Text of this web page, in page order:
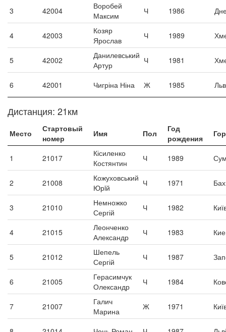
3 42004
Воробей
Максим
Ч 1986
4 42003
Козяр
Ярослав
Ч 1989
5 42002
Данилевський
Артур
Ч 1981
6 42001 Чигріна Ніна Ж 1985
Дистанция: 21км
Место
Стартовый
номер
Имя Пол
Год
рождения
1 21017
Кісиленко
Костянтин
Ч 1989
2 21008
Кожуховський
Юрiй
Ч 1971
3 21010
Немножко
Сергій
Ч 1982
4 21015
Леонченко
Александр
Ч 1983
5 21012
Шепель
Сергій
Ч 1987
6 21005
Герасимчук
Олександр
Ч 1984
7 21007
Галич
Марина
Ж 1971